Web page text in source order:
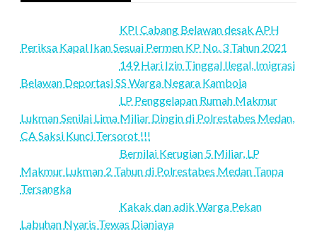
KPI Cabang Belawan desak APH
Periksa Kapal Ikan Sesuai Permen KP No. 3 Tahun 2021
149 Hari Izin Tinggal Ilegal, Imigrasi
Belawan Deportasi SS Warga Negara Kamboja
LP Penggelapan Rumah Makmur
Lukman Senilai Lima Miliar Dingin di Polrestabes Medan,
CA Saksi Kunci Tersorot !!!
Bernilai Kerugian 5 Miliar, LP
Makmur Lukman 2 Tahun di Polrestabes Medan Tanpa
Tersangka
Kakak dan adik Warga Pekan
Labuhan Nyaris Tewas Dianiaya